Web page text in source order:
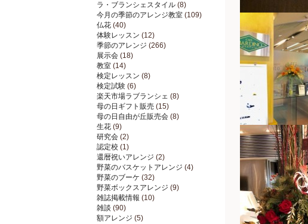
ラ・ブランシェスタイル (8)
今月の季節のアレンジ教室 (109)
仏花 (40)
体験レッスン (12)
季節のアレンジ (266)
展示会 (18)
教室 (14)
検定レッスン (8)
検定試験 (6)
楽天市場ラブランシェ (8)
母の日ギフト販売 (15)
母の日自由が丘販売会 (8)
生花 (9)
研究会 (2)
認定校 (1)
還暦祝いアレンジ (2)
野菜のバスケットアレンジ (4)
野菜のブーケ (32)
野菜ボックスアレンジ (9)
雑誌掲載情報 (10)
雑談 (90)
額アレンジ (5)